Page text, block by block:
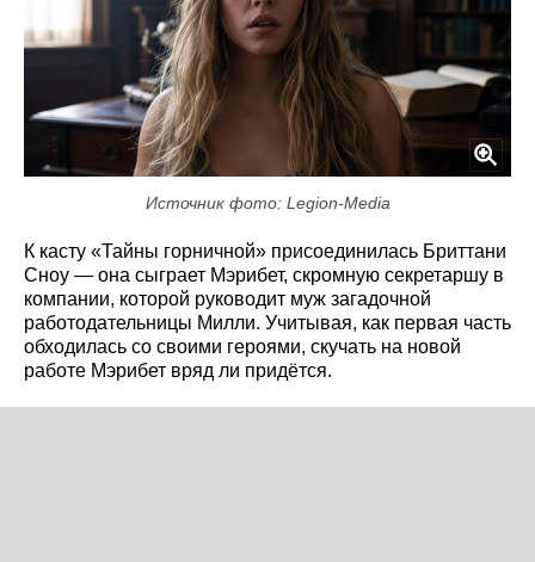
Источник фото: Legion-Media
К касту «Тайны горничной» присоединилась Бриттани
Сноу — она сыграет Мэрибет, скромную секретаршу в
компании, которой руководит муж загадочной
работодательницы Милли. Учитывая, как первая часть
обходилась со своими героями, скучать на новой
работе Мэрибет вряд ли придётся.